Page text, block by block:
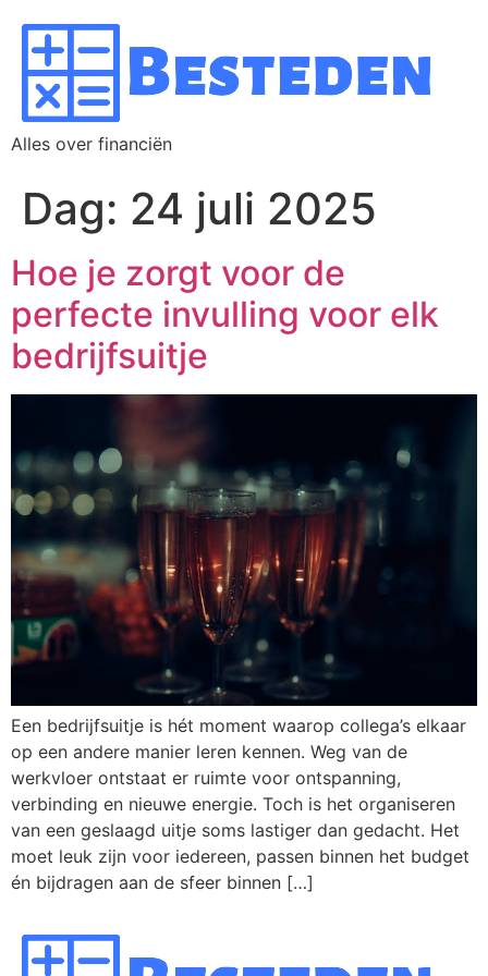
Alles over financiën
Dag: 24 juli 2025
Hoe je zorgt voor d​​e
perfecte invulling voor elk
bedrijfsuitje
Een bedrijfsuitje is hét moment waarop collega’s elkaar
op een andere manier leren kennen. Weg van de
werkvloer ontstaat er ruimte voor ontspanning,
verbinding en nieuwe energie. Toch is het organiseren
van een geslaagd uitje soms lastiger dan gedacht. Het
moet leuk zijn voor iedereen, passen binnen het budget
én bijdragen aan de sfeer binnen […]